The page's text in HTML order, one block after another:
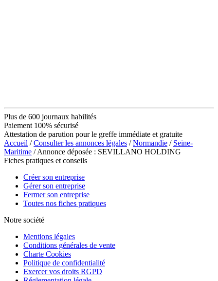
Plus de 600 journaux habilités
Paiement 100% sécurisé
Attestation de parution pour le greffe immédiate et gratuite
Accueil /Consulter les annonces légales /Normandie / Seine-
Maritime / Annonce déposée : SEVILLANO HOLDING
Fiches pratiques et conseils
Créer son entreprise
Gérer son entreprise
Fermer son entreprise
Toutes nos fiches pratiques
Notre société
Mentions légales
Conditions générales de vente
Charte Cookies
Politique de confidentialité
Exercer vos droits RGPD